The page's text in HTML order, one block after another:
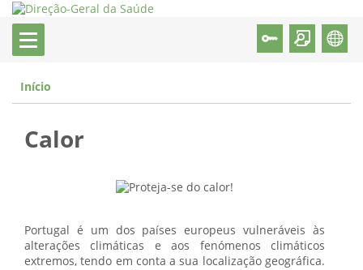
Início
Calor
Portugal é um dos países europeus vulneráveis às
alterações climáticas e aos fenómenos climáticos
extremos, tendo em conta a sua localização geográfica.